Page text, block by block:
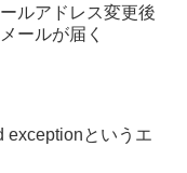
ルアドレス変更後
ールが届く
exceptionというエ